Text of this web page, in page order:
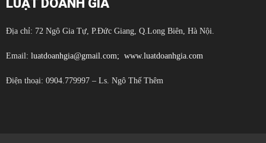
LUẬT DOANH GIA
Địa chỉ: 72 Ngô Gia Tự, P.Đức Giang, Q.Long Biên, Hà Nội.
Email: luatdoanhgia@gmail.com; www.luatdoanhgia.com
Điện thoại: 0904.779997 – Ls. Ngô Thế Thêm